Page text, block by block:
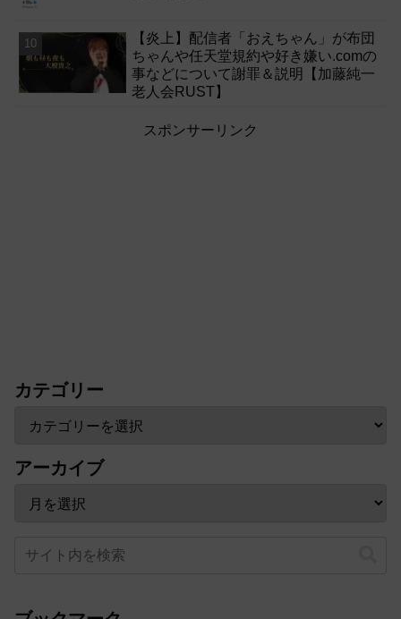
【炎上】配信者「おえちゃん」が布団
ちゃんや任天堂規約や好き嫌い.comの
事などについて謝罪＆説明【加藤純一
老人会RUST】
スポンサーリンク
カテゴリー
アーカイブ